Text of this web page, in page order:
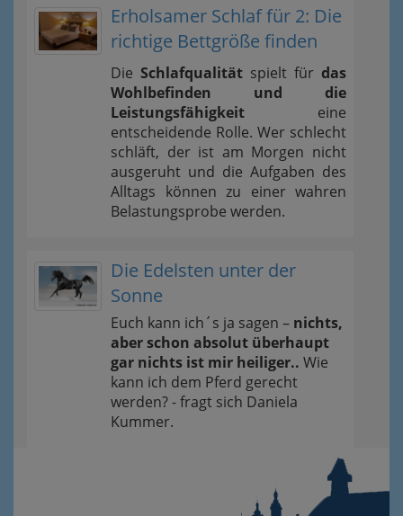
Erholsamer Schlaf für 2: Die
richtige Bettgröße finden
Die Schlafqualität spielt für das
Wohlbefinden und die
Leistungsfähigkeit eine
entscheidende Rolle. Wer schlecht
schläft, der ist am Morgen nicht
ausgeruht und die Aufgaben des
Alltags können zu einer wahren
Belastungsprobe werden.
Die Edelsten unter der
Sonne
Euch kann ich´s ja sagen – nichts,
aber schon absolut überhaupt
gar nichts ist mir heiliger.. Wie
kann ich dem Pferd gerecht
werden? - fragt sich Daniela
Kummer.